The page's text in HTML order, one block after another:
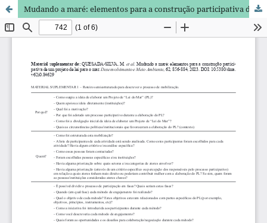
Mudando a maré: elementos para a construção participativa de um projeto de lei para o mar